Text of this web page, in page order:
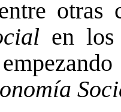
otras
en los